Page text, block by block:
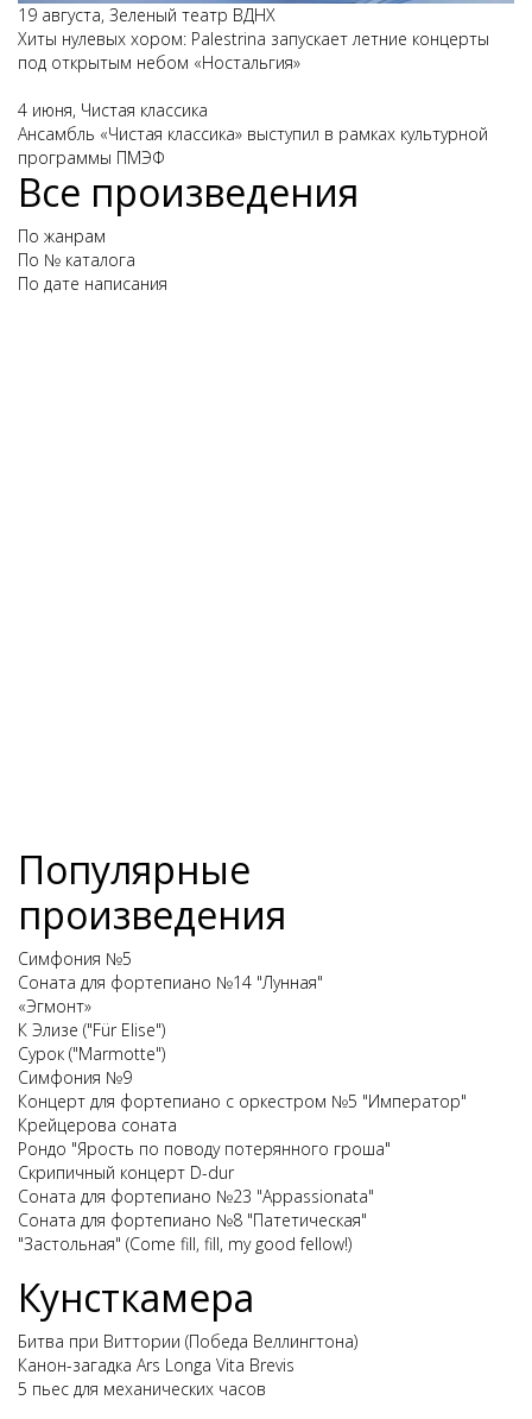
19 августа, Зеленый театр ВДНХ
Хиты нулевых хором: Palestrina запускает летние концерты
под открытым небом «Ностальгия»
4 июня, Чистая классика
Ансамбль «Чистая классика» выступил в рамках культурной
программы ПМЭФ
Все произведения
По жанрам
По № каталога
По дате написания
Популярные
произведения
Симфония №5
Соната для фортепиано №14 "Лунная"
«Эгмонт»
К Элизе ("Für Elise")
Сурок ("Marmotte")
Симфония №9
Концерт для фортепиано с оркестром №5 "Император"
Крейцерова соната
Рондо "Ярость по поводу потерянного гроша"
Скрипичный концерт D-dur
Соната для фортепиано №23 "Appassionata"
Соната для фортепиано №8 "Патетическая"
"Застольная" (Come fill, fill, my good fellow!)
Кунсткамера
Битва при Виттории (Победа Веллингтона)
Канон-загадка Ars Longa Vita Brevis
5 пьес для механических часов